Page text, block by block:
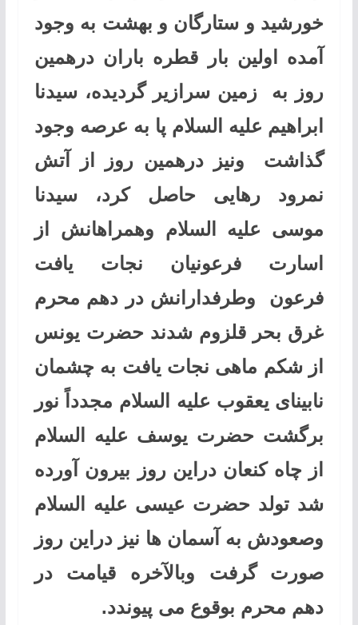
خورشید و ستارگان و بهشت به وجود
آمده اولین بار قطره باران درهمین
روز به زمین سرازیر گردیده، سیدنا
ابراهیم عليه ‌السلام پا به عرصه وجود
گذاشت ونیز درهمین روز از آتش
نمرود رهایی حاصل کرد، سیدنا
موسی عليه ‌السلام وهمراهانش از
اسارت فرعونیان نجات یافت
فرعون وطرفدارانش در دهم محرم
غرق بحر قلزوم شدند حضرت یونس
از شکم ماهی نجات یافت به چشمان
نابینای یعقوب عليه ‌السلام مجدداً نور
برگشت حضرت یوسف عليه ‌السلام
از چاه کنعان دراین روز بیرون آورده
شد تولد حضرت عیسی عليه ‌السلام
وصعودش به آسمان ها نیز دراین روز
صورت گرفت وبالآخره قیامت در
دهم محرم بوقوع می پیوندد.